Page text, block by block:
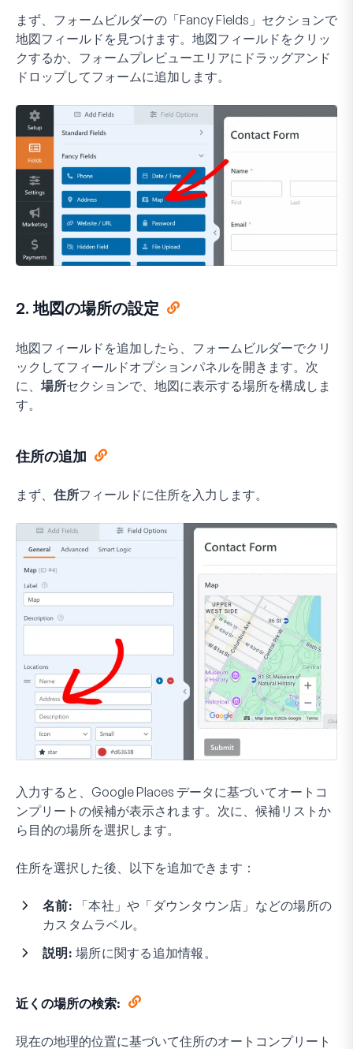
まず、フォームビルダーの「Fancy Fields」セクションで
地図フィールドを見つけます。地図フィールドをクリッ
クするか、フォームプレビューエリアにドラッグアンド
ドロップしてフォームに追加します。
2. 地図の場所の設定
地図フィールドを追加したら、フォームビルダーでクリ
ックしてフィールドオプションパネルを開きます。次
に、 場所セクションで、地図に表示する場所を構成しま
す。
住所の追加
まず、 住所フィールドに住所を入力します。
入力すると、Google Places データに基づいてオートコ
ンプリートの候補が表示されます。次に、候補リストか
ら目的の場所を選択します。
住所を選択した後、以下を追加できます：
名前: 「本社」や「ダウンタウン店」などの場所の
カスタムラベル。
説明: 場所に関する追加情報。
近くの場所の検索:
現在の地理的位置に基づいて住所のオートコンプリート